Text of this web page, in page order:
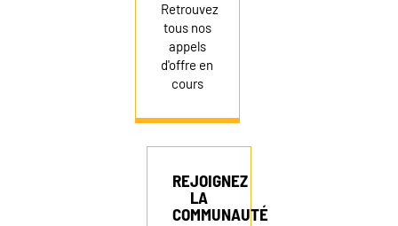
Retrouvez
tous nos
appels
d'offre en
cours
REJOIGNEZ
LA
COMMUNAUTÉ